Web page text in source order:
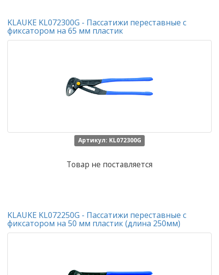
KLAUKE KL072300G - Пассатижи переставные с
фиксатором на 65 мм пластик
Артикул: KL072300G
Товар не поставляется
KLAUKE KL072250G - Пассатижи переставные с
фиксатором на 50 мм пластик (длина 250мм)